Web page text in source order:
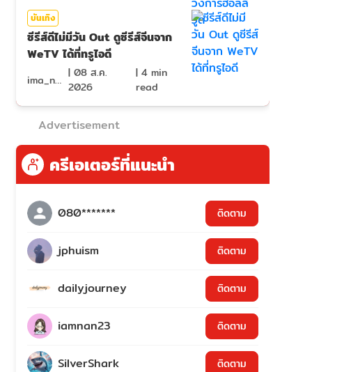
บันเทิง
ซีรีส์ดีไม่มีวัน Out ดูซีรีส์จีนจาก
WeTV ได้ที่ทรูไอดี
ima_nan |08 ส.ค.
2026
|4 min
read
Advertisement
ครีเอเตอร์ที่แนะนำ
080******* ติดตาม
jphuism ติดตาม
dailyjourney ติดตาม
iamnan23 ติดตาม
SilverShark ติดตาม